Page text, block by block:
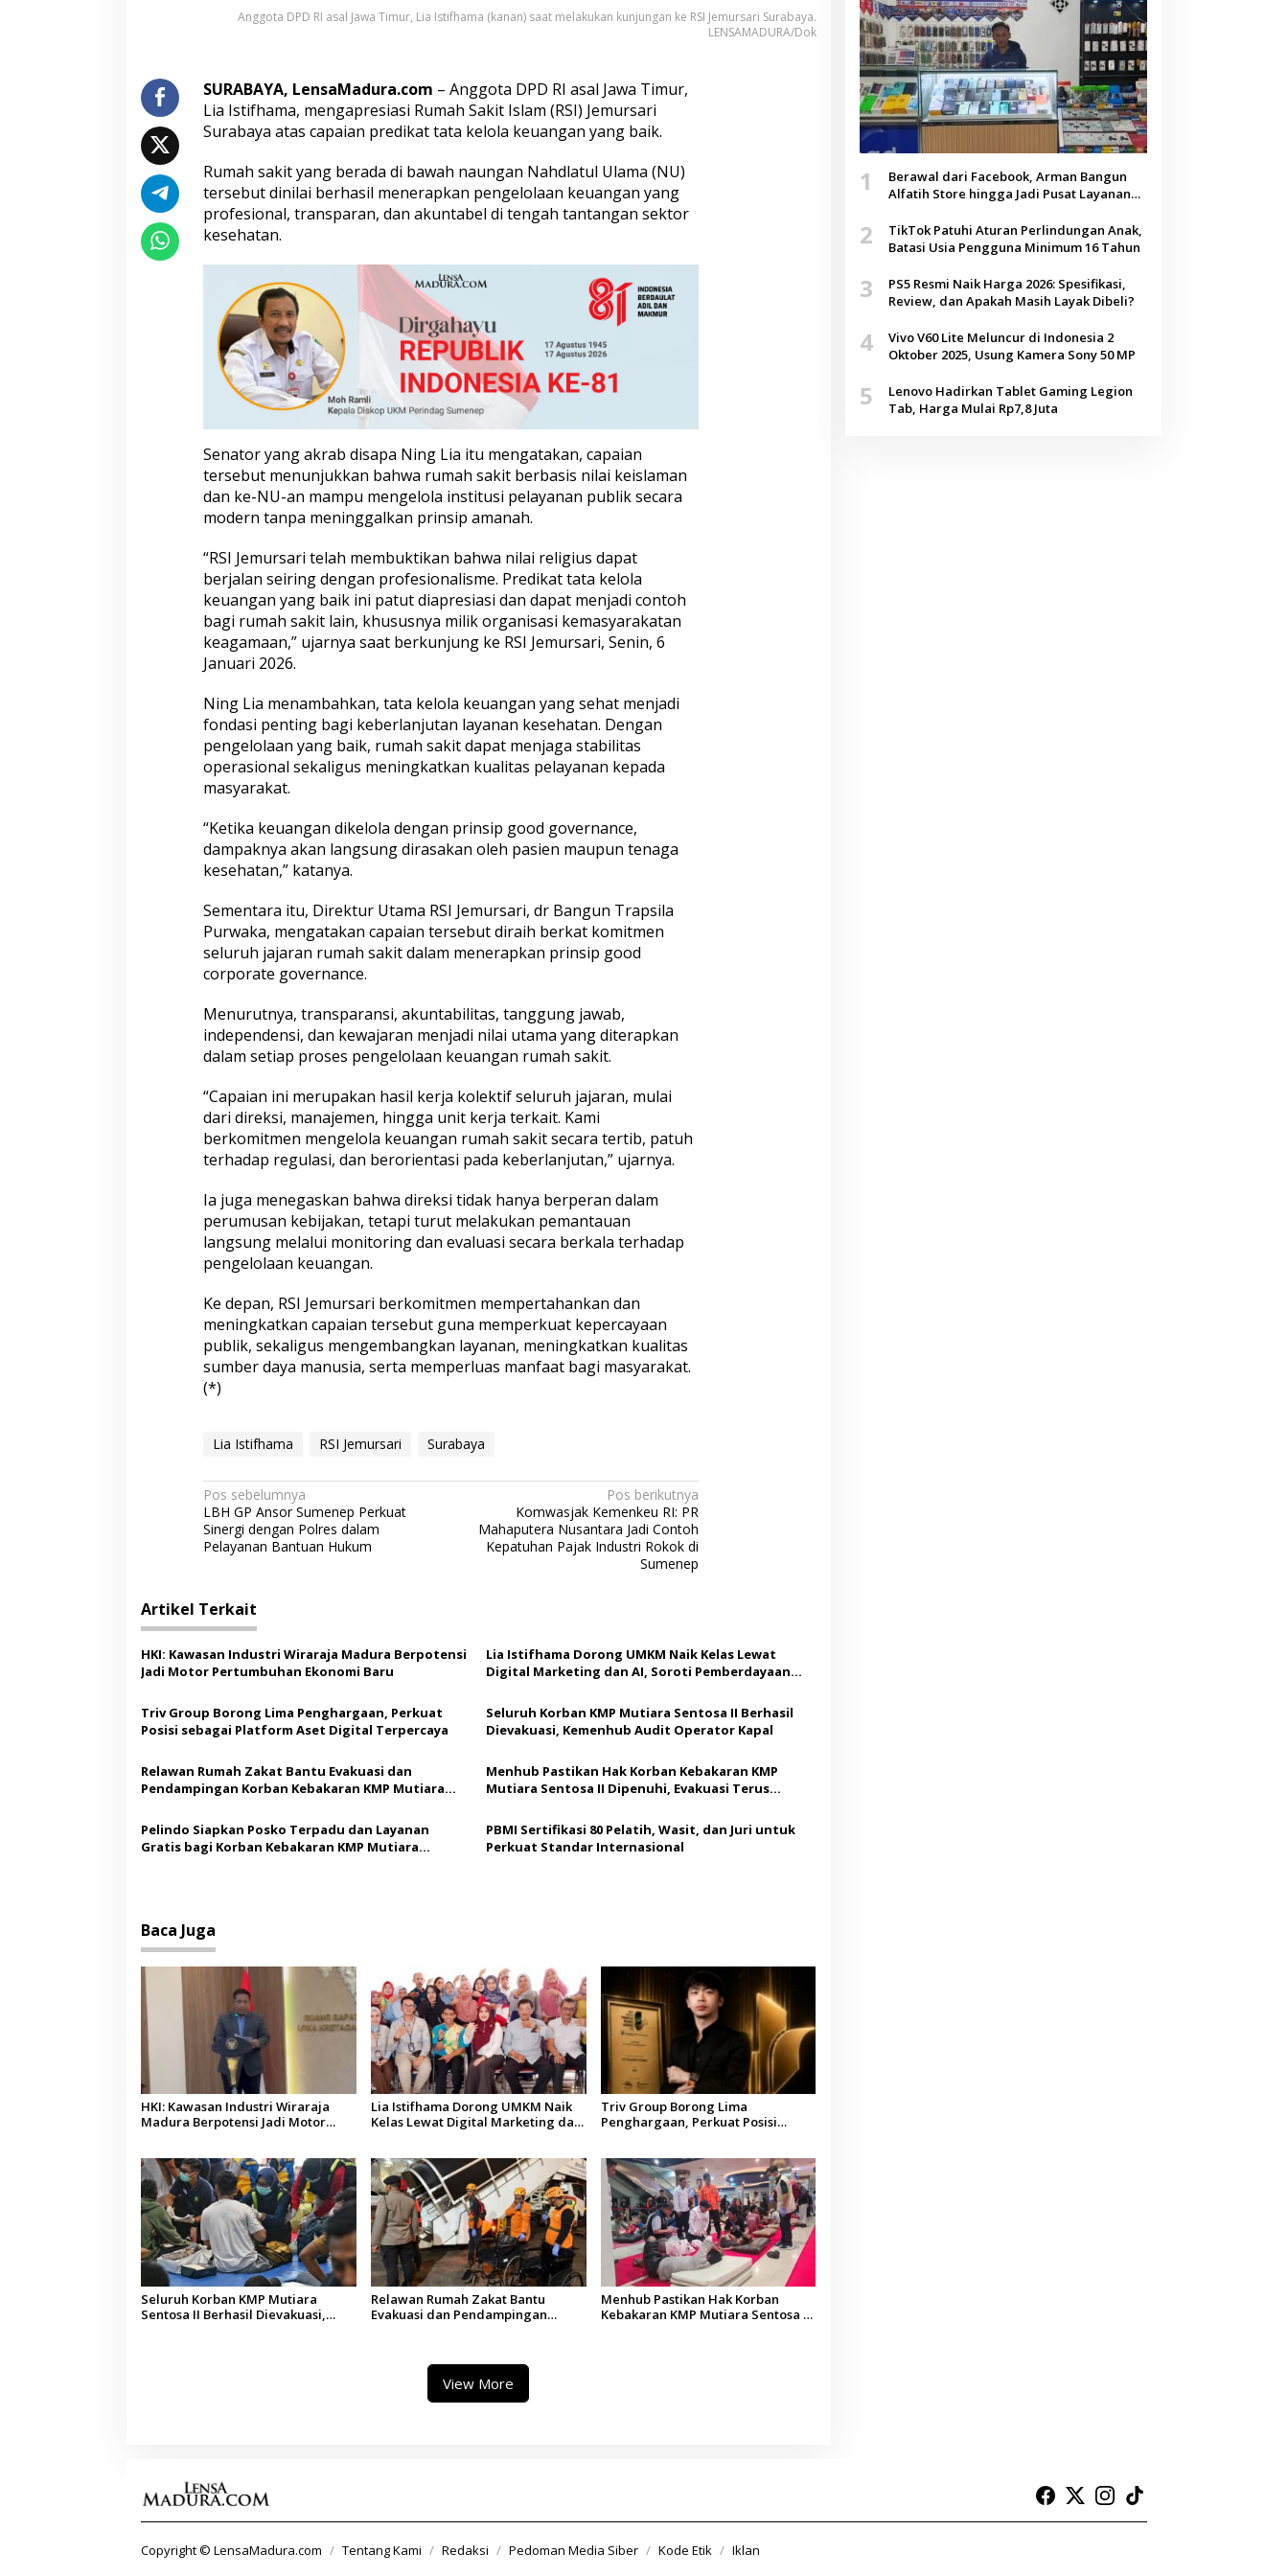
a
a
n
g
a
R
S
I
J
e
r
s
a
r
i
S
u
r
a
a
y
a
Anggota DPD RI asal Jawa Timur, Lia Istifhama (kanan) saat melakukan kunjungan ke RSI Jemursari Surabaya.
LENSAMADURA/Dok
SURABAYA, LensaMadura.com – Anggota DPD RI asal Jawa Timur,
Lia Istifhama, mengapresiasi Rumah Sakit Islam (RSI) Jemursari
Surabaya atas capaian predikat tata kelola keuangan yang baik.
Rumah sakit yang berada di bawah naungan Nahdlatul Ulama (NU)
tersebut dinilai berhasil menerapkan pengelolaan keuangan yang
profesional, transparan, dan akuntabel di tengah tantangan sektor
kesehatan.
Senator yang akrab disapa Ning Lia itu mengatakan, capaian
tersebut menunjukkan bahwa rumah sakit berbasis nilai keislaman
dan ke-NU-an mampu mengelola institusi pelayanan publik secara
modern tanpa meninggalkan prinsip amanah.
“RSI Jemursari telah membuktikan bahwa nilai religius dapat
berjalan seiring dengan profesionalisme. Predikat tata kelola
keuangan yang baik ini patut diapresiasi dan dapat menjadi contoh
bagi rumah sakit lain, khususnya milik organisasi kemasyarakatan
keagamaan,” ujarnya saat berkunjung ke RSI Jemursari, Senin, 6
Januari 2026.
Ning Lia menambahkan, tata kelola keuangan yang sehat menjadi
fondasi penting bagi keberlanjutan layanan kesehatan. Dengan
pengelolaan yang baik, rumah sakit dapat menjaga stabilitas
operasional sekaligus meningkatkan kualitas pelayanan kepada
masyarakat.
“Ketika keuangan dikelola dengan prinsip good governance,
dampaknya akan langsung dirasakan oleh pasien maupun tenaga
kesehatan,” katanya.
Sementara itu, Direktur Utama RSI Jemursari, dr Bangun Trapsila
Purwaka, mengatakan capaian tersebut diraih berkat komitmen
seluruh jajaran rumah sakit dalam menerapkan prinsip good
corporate governance.
Menurutnya, transparansi, akuntabilitas, tanggung jawab,
independensi, dan kewajaran menjadi nilai utama yang diterapkan
dalam setiap proses pengelolaan keuangan rumah sakit.
“Capaian ini merupakan hasil kerja kolektif seluruh jajaran, mulai
dari direksi, manajemen, hingga unit kerja terkait. Kami
berkomitmen mengelola keuangan rumah sakit secara tertib, patuh
terhadap regulasi, dan berorientasi pada keberlanjutan,” ujarnya.
Ia juga menegaskan bahwa direksi tidak hanya berperan dalam
perumusan kebijakan, tetapi turut melakukan pemantauan
langsung melalui monitoring dan evaluasi secara berkala terhadap
pengelolaan keuangan.
Ke depan, RSI Jemursari berkomitmen mempertahankan dan
meningkatkan capaian tersebut guna memperkuat kepercayaan
publik, sekaligus mengembangkan layanan, meningkatkan kualitas
sumber daya manusia, serta memperluas manfaat bagi masyarakat.
(*)
Lia Istifhama RSI Jemursari Surabaya
N
a
v
g
a
s
i
p
o
s
Pos sebelumnya
LBH GP Ansor Sumenep Perkuat
Sinergi dengan Polres dalam
Pelayanan Bantuan Hukum
Pos berikutnya
Komwasjak Kemenkeu RI: PR
Mahaputera Nusantara Jadi Contoh
Kepatuhan Pajak Industri Rokok di
Sumenep
Artikel Terkait
HKI: Kawasan Industri Wiraraja Madura Berpotensi
Jadi Motor Pertumbuhan Ekonomi Baru
Lia Istifhama Dorong UMKM Naik Kelas Lewat
Digital Marketing dan AI, Soroti Pemberdayaan
Triv Group Borong Lima Penghargaan, Perkuat
Posisi sebagai Platform Aset Digital Terpercaya
Seluruh Korban KMP Mutiara Sentosa II Berhasil
Dievakuasi, Kemenhub Audit Operator Kapal
Relawan Rumah Zakat Bantu Evakuasi dan
Pendampingan Korban Kebakaran KMP Mutiara
Menhub Pastikan Hak Korban Kebakaran KMP
Mutiara Sentosa II Dipenuhi, Evakuasi Terus
Pelindo Siapkan Posko Terpadu dan Layanan
Gratis bagi Korban Kebakaran KMP Mutiara
PBMI Sertifikasi 80 Pelatih, Wasit, dan Juri untuk
Perkuat Standar Internasional
Baca Juga
HKI: Kawasan Industri Wiraraja
Madura Berpotensi Jadi Motor
Lia Istifhama Dorong UMKM Naik
Kelas Lewat Digital Marketing dan
Triv Group Borong Lima
Penghargaan, Perkuat Posisi
Seluruh Korban KMP Mutiara
Sentosa II Berhasil Dievakuasi,
Relawan Rumah Zakat Bantu
Evakuasi dan Pendampingan
Menhub Pastikan Hak Korban
Kebakaran KMP Mutiara Sentosa II
View More
1
Berawal dari Facebook, Arman Bangun
Alfatih Store hingga Jadi Pusat Layanan
2
TikTok Patuhi Aturan Perlindungan Anak,
Batasi Usia Pengguna Minimum 16 Tahun
3
PS5 Resmi Naik Harga 2026: Spesifikasi,
Review, dan Apakah Masih Layak Dibeli?
4
Vivo V60 Lite Meluncur di Indonesia 2
Oktober 2025, Usung Kamera Sony 50 MP
5
Lenovo Hadirkan Tablet Gaming Legion
Tab, Harga Mulai Rp7,8 Juta
Copyright © LensaMadura.com Tentang Kami Redaksi Pedoman Media Siber Kode Etik Iklan